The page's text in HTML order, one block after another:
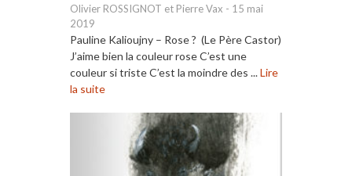
Olivier ROSSIGNOT et Pierre Vax - 15 mai
2019
Pauline Kalioujny – Rose ? (Le Père Castor)
J’aime bien la couleur rose C’est une
couleur si triste C’est la moindre des ...Lire
la suite